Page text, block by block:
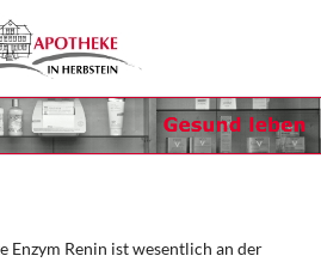
Enzym Renin ist wesentlich an der